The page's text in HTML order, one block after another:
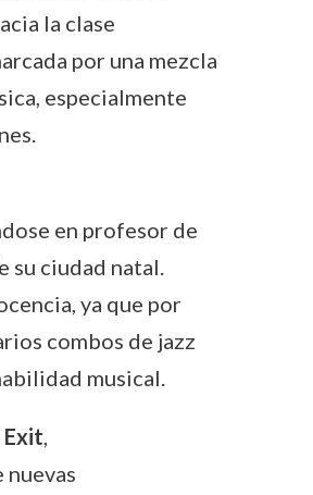
la clase
por una mezcla
especialmente
en profesor de
su ciudad natal.
ya que por
combos de jazz
musical.
Exit,
nuevas